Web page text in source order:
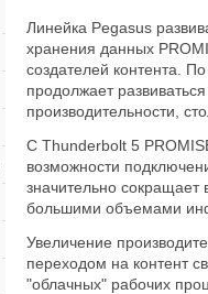
Линейка Pegasus
хранения данных
создателей контента.
продолжает
производительности,
С Thunderbolt 5
возможности
значительно сокращает
большими объемами
Увеличение
переходом на контент
"облачных" рабочих